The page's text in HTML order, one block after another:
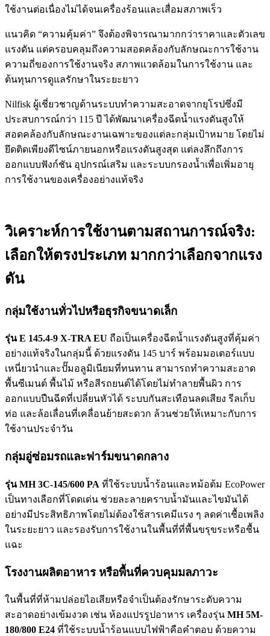
ใช้งานต่อเนื่องไม่ได้จนเครื่องร้อนและเสื่อมสภาพเร็ว
แนวคิด “ความคุ้มค่า” จึงต้องพิจารณามากกว่าราคาและตัวเลข
แรงดัน แต่ครอบคลุมถึงความสอดคล้องกับลักษณะการใช้งาน
ความถี่ของการใช้งานจริง สภาพแวดล้อมในการใช้งาน และ
ต้นทุนการดูแลรักษาในระยะยาว
Nilfisk ผู้เชี่ยวชาญด้านระบบทำความสะอาดจากยุโรปซึ่งมี
ประสบการณ์กว่า 115 ปี ได้พัฒนาเครื่องฉีดน้ำแรงดันสูงให้
สอดคล้องกับลักษณะงานเฉพาะของแต่ละกลุ่มเป้าหมาย โดยไม่
ยึดติดเพียงดีไซน์ภายนอกหรือแรงดันสูงสุด แต่ลงลึกถึงการ
ออกแบบฟังก์ชัน อุปกรณ์เสริม และระบบกรองน้ำเพื่อเพิ่มอายุ
การใช้งานของเครื่องอย่างแท้จริง
วิเคราะห์การใช้งานตามสถานการณ์จริง:
เลือกให้ตรงประเภท มากกว่าเลือกจากแรง
ดัน
กลุ่มใช้งานทั่วไปหรือธุรกิจขนาดเล็ก
รุ่น E 145.4-9 X-TRA EU ถือเป็นเครื่องฉีดน้ำแรงดันสูงที่คุ้มค่า
อย่างแท้จริงในกลุ่มนี้ ด้วยแรงดัน 145 บาร์ พร้อมมอเตอร์แบบ
เหนี่ยวนำและปั๊มอลูมิเนียมที่ทนทาน สามารถทำความสะอาด
พื้นซีเมนต์ พื้นไม้ หรือสีรถยนต์ได้โดยไม่ทำลายพื้นผิว การ
ออกแบบปืนฉีดที่เปลี่ยนหัวได้ ระบบกันสะเทือนลดเสียง รีลเก็บ
ท่อ และล้อเลื่อนที่เคลื่อนย้ายสะดวก ล้วนช่วยให้เหมาะกับการ
ใช้งานประจำวัน
กลุ่มอู่ซ่อมรถและฟาร์มขนาดกลาง
รุ่น MH 3C-145/600 PA ที่ใช้ระบบน้ำร้อนและหม้อต้ม EcoPower
เป็นทางเลือกที่โดดเด่น ช่วยละลายคราบน้ำมันและไขมันได้
อย่างมีประสิทธิภาพโดยไม่ต้องใช้สารเคมีแรง ๆ ลดค่าเชื้อเพลิง
ในระยะยาว และรองรับการใช้งานในพื้นที่ที่พื้นขรุขระหรือชื้น
แฉะ
โรงงานผลิตอาหาร หรือพื้นที่ควบคุมมลภาวะ
ในพื้นที่ที่ห้ามปล่อยไอเสียหรือจำเป็นต้องรักษาระดับความ
สะอาดอย่างเข้มงวด เช่น ห้องแปรรูปอาหาร เครื่องรุ่น MH 5M-
180/800 E24 ที่ใช้ระบบน้ำร้อนแบบไฟฟ้าคือคำตอบ ด้วยความ